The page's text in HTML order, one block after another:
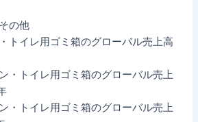
の他
トイレ用ゴミ箱のグローバル売上高
トイレ用ゴミ箱のグローバル売上
トイレ用ゴミ箱のグローバル売上